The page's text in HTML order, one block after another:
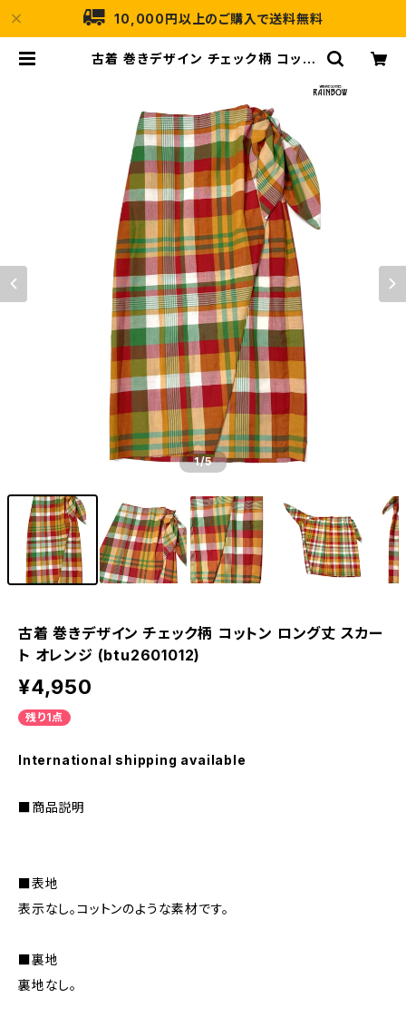
10,000円以上のご購入で送料無料
古着 巻きデザイン チェック柄 コット
1/5
古着 巻きデザイン チェック柄 コットン ロング丈 スカー
ト オレンジ (btu2601012)
¥4,950
残り1点
International shipping available
■商品説明
■表地
表示なし。コットンのような素材です。
■裏地
裏地なし。